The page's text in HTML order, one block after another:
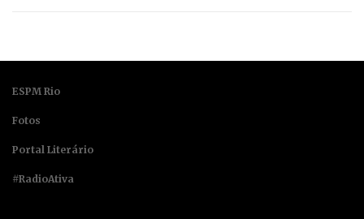
ESPM Rio
Fotos
Portal Literário
#RadioAtiva